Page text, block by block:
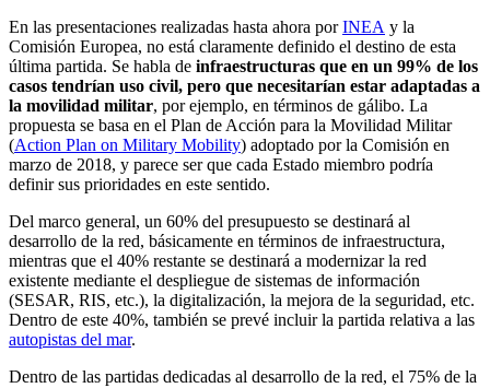
En las presentaciones realizadas hasta ahora porINEA y la
Comisión Europea, no está claramente definido el destino de esta
última partida. Se habla de infraestructuras que en un 99% de los
casos tendrían uso civil, pero que necesitarían estar adaptadas a
la movilidad militar, por ejemplo, en términos de gálibo. La
propuesta se basa en el Plan de Acción para la Movilidad Militar
(Action Plan on Military Mobility) adoptado por la Comisión en
marzo de 2018, y parece ser que cada Estado miembro podría
definir sus prioridades en este sentido.
Del marco general, un 60% del presupuesto se destinará al
desarrollo de la red, básicamente en términos de infraestructura,
mientras que el 40% restante se destinará a modernizar la red
existente mediante el despliegue de sistemas de información
(SESAR, RIS, etc.), la digitalización, la mejora de la seguridad, etc.
Dentro de este 40%, también se prevé incluir la partida relativa a las
autopistas del mar.
Dentro de las partidas dedicadas al desarrollo de la red, el 75% de la